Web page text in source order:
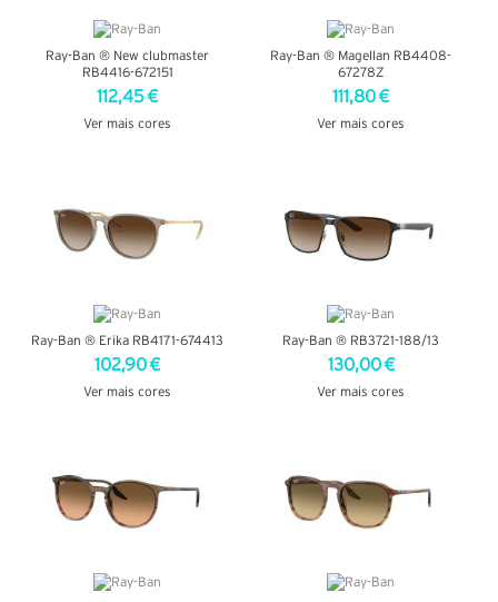
Ray-Ban ® New clubmaster
RB4416-672151
112,45 €
Ver mais cores
Ray-Ban ® Magellan RB4408-
67278Z
111,80 €
Ver mais cores
Ray-Ban ® Erika RB4171-674413
102,90 €
Ver mais cores
Ray-Ban ® RB3721-188/13
130,00 €
Ver mais cores